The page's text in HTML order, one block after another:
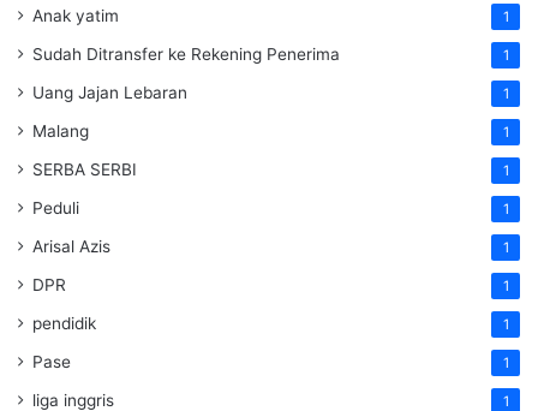
Anak yatim 1
Sudah Ditransfer ke Rekening Penerima 1
Uang Jajan Lebaran 1
Malang 1
SERBA SERBI 1
Peduli 1
Arisal Azis 1
DPR 1
pendidik 1
Pase 1
liga inggris 1